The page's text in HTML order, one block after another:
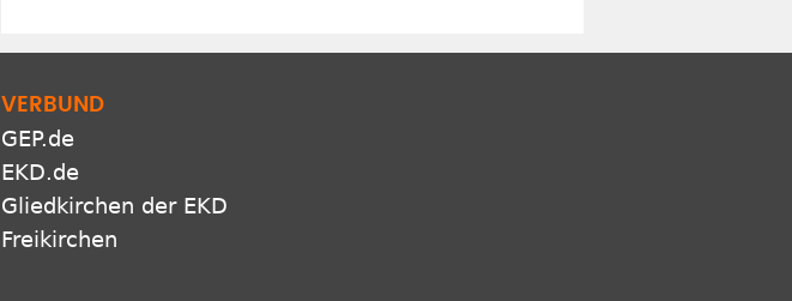
VERBUND
GEP.de
EKD.de
Gliedkirchen der EKD
Freikirchen